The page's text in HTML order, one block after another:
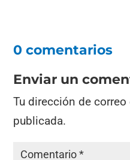
0 comentarios
Enviar un
Tu dirección de
publicada.